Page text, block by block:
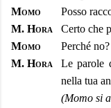
Momo
Posso
M. Hora
Certo che
Momo
Perché no?
M. Hora
Le parole
nella tua
(Momo si